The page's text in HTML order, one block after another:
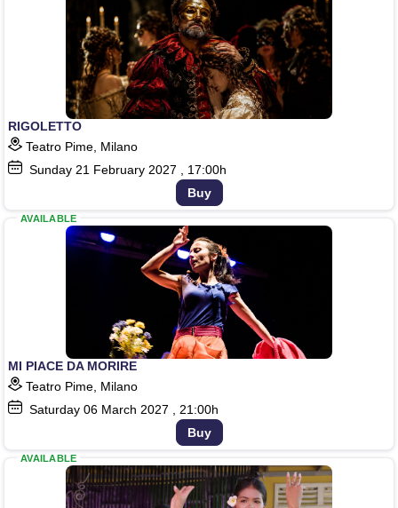
RIGOLETTO
Teatro Pime, Milano
Sunday 21 February 2027 , 17:00h
Buy
MI PIACE DA MORIRE
Teatro Pime, Milano
Saturday 06 March 2027 , 21:00h
AVAILABLE
Buy
AVAILABLE